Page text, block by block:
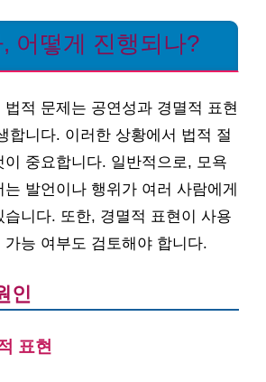
어떻게 진행되나?
법적 문제는 공연성과 경멸적 표현
합니다. 이러한 상황에서 법적 절
이 중요합니다. 일반적으로, 모욕
발언이나 행위가 여러 사람에게
습니다. 또한, 경멸적 표현이 사용
가능 여부도 검토해야 합니다.
인
표현